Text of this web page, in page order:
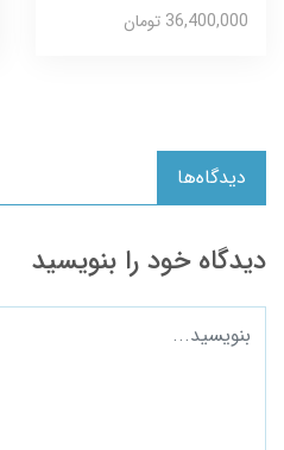
36,400,000 تومان
دیدگاه‌ها
دیدگاه خود را بنویسید